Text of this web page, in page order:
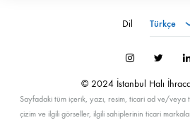
İnstagramTwitter
© 2024 İstanbul Halı
Sayfadaki tüm içerik, yazı, resim, ticari ad ve/veya
çizim ve ilgili görseller, ilgili sahiplerinin ticari
Dil Türkçe